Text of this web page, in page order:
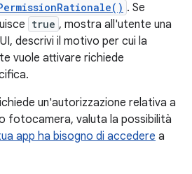
. Se
true , mostra all'utente una
descrivi il motivo per cui la
vuole attivare richiede
un'autorizzazione relativa a
fotocamera, valuta la possibilità
app ha bisogno di accedere a